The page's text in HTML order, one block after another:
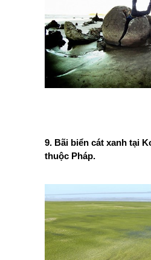
9. Bãi biển cát xanh tại
thuộc Pháp.